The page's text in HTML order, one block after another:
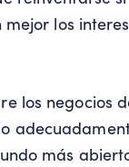
los
los negocios
más